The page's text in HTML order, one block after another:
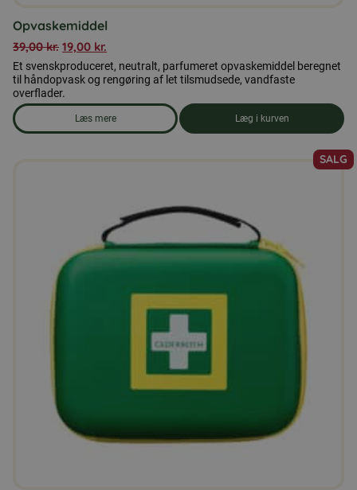
Opvaskemiddel
39,00kr. 19,00 kr.
Et svenskproduceret, neutralt, parfumeret opvaskemiddel beregnet
til håndopvask og rengøring af let tilsmudsede, vandfaste
overflader.
Læs mere
om produkten Opvaskemiddel
Læg i kurven
SALG